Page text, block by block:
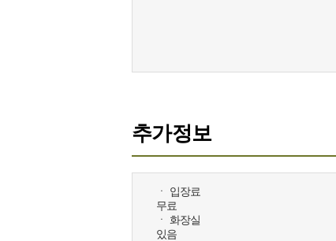
추가정보
ㆍ 입장료
무료
ㆍ 화장실
있음